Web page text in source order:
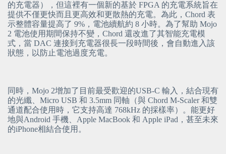
的充電器），但這裡有一個新的基於 FPGA 的充電系統旨在
提供不僅更快而且更高效和更散熱的充電。為此，Chord 表
示整體容量提高了 9%，電池續航約 8 小時。為了幫助 Mojo
2 電池使用期間保持不變，Chord 還改進了其智能充電模
式，當 DAC 連接到充電器很長一段時間後，會自動進入該
狀態，以防止電池過度充電。
同時，Mojo 2增加了目前最受歡迎的USB-C 輸入，結合現有
的光纖、Micro USB 和 3.5mm 同軸（與 Chord M-Scaler 和雙
通道配合使用時，它支持高達 768kHz 的採樣率）。能更好
地與Android 手機、Apple MacBook 和 Apple iPad，甚至未來
的iPhone相結合使用。